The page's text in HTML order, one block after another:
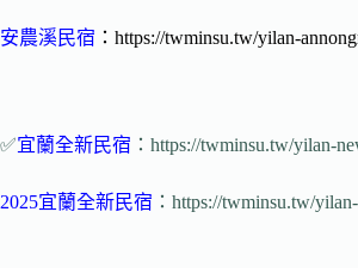
安農溪民宿 ：https://twminsu.tw/yilan-
✅宜蘭全新民宿 ：https://twminsu.tw/yilan-
2025宜蘭全新民宿 ：https://twminsu.tw/